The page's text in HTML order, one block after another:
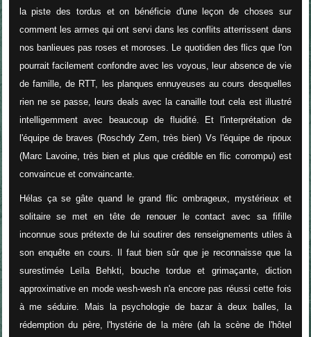
la piste des tordus et on bénéficie d'une leçon de choses sur
comment les armes qui ont servi dans les conflits atterrissent dans
nos banlieues pas roses et moroses. Le quotidien des flics que l'on
pourrait facilement confondre avec les voyous, leur absence de vie
de famille, de RTT, les planques ennuyeuses au cours desquelles
rien ne se passe, leurs deals avec la canaille tout cela est illustré
intelligemment avec beaucoup de fluidité. Et l'interprétation de
l'équipe de braves (Roschdy Zem, très bien) Vs l'équipe de ripoux
(Marc Lavoine, très bien et plus que crédible en flic corrompu) est
convaincue et convaincante.
Hélas ça se gâte quand le grand flic ombrageux, mystérieux et
solitaire se met en tête de renouer le contact avec sa fifille
inconnue sous prétexte de lui soutirer des renseignements utiles à
son enquête en cours. Il faut bien sûr que je reconnaisse que la
surestimée Leïla Behkti, bouche tordue et grimaçante, diction
approximative en mode wesh-wesh n'a encore pas réussi cette fois
à me séduire. Mais la psychologie de bazar à deux balles, la
rédemption du père, l'hystérie de la mère (ah la scène de l'hôtel